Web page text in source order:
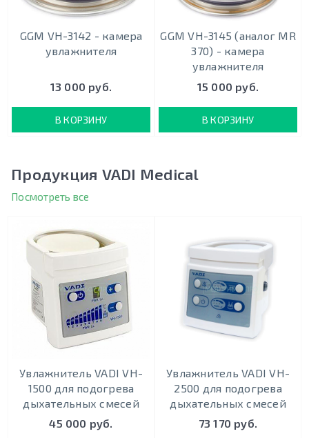
GGM VH-3142 - камера
увлажнителя
13 000 руб.
В КОРЗИНУ
GGM VH-3145 (аналог MR
370) - камера
увлажнителя
15 000 руб.
В КОРЗИНУ
Продукция VADI Medical
Посмотреть все
Увлажнитель VADI VH-
1500 для подогрева
дыхательных смесей
45 000 руб.
Увлажнитель VADI VH-
2500 для подогрева
дыхательных смесей
73 170 руб.